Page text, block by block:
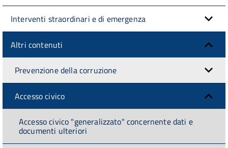
Interventi straordinari e di emergenza
Altri contenuti
Prevenzione della corruzione
Accesso civico
Accesso civico "generalizzato" concernente dati e
documenti ulteriori